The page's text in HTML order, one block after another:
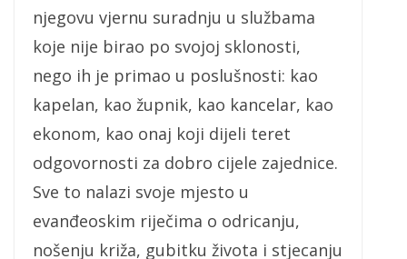
njegovu vjernu suradnju u službama
koje nije birao po svojoj sklonosti,
nego ih je primao u poslušnosti: kao
kapelan, kao župnik, kao kancelar, kao
ekonom, kao onaj koji dijeli teret
odgovornosti za dobro cijele zajednice.
Sve to nalazi svoje mjesto u
evanđeoskim riječima o odricanju,
nošenju križa, gubitku života i stjecanju